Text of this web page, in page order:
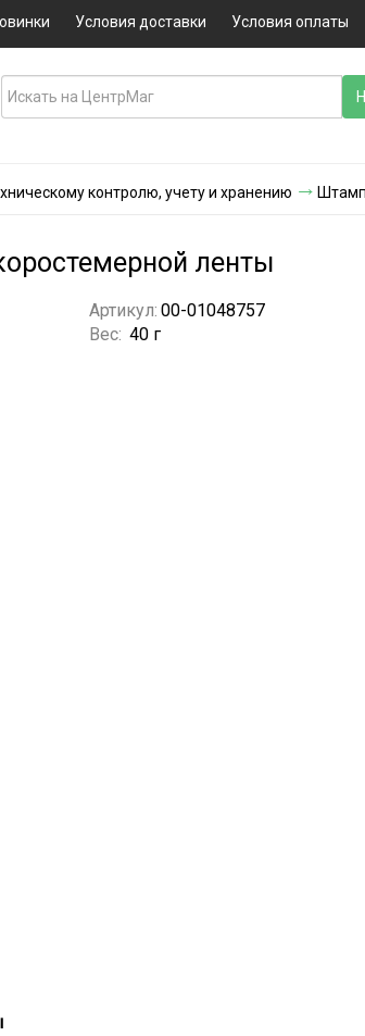
Условия доставки Условия оплаты
контролю, учету и хранению Штамп
ленты
Артикул: 00-01048757
Вес: 40 г